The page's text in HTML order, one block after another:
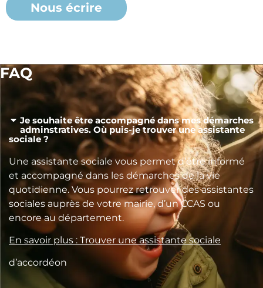
Nous écrire
FAQ
Je souhaite être accompagné dans mes démarches
adminstratives. Où puis-je trouver une assistante
sociale ?
Une assistante sociale vous permet d’être informé
et accompagné dans les démarches de la vie
quotidienne. Vous pourrez retrouver des assistantes
sociales auprès de votre mairie, d’un CCAS ou
encore au département.
En savoir plus : Trouver une assistante sociale
d’accordéon